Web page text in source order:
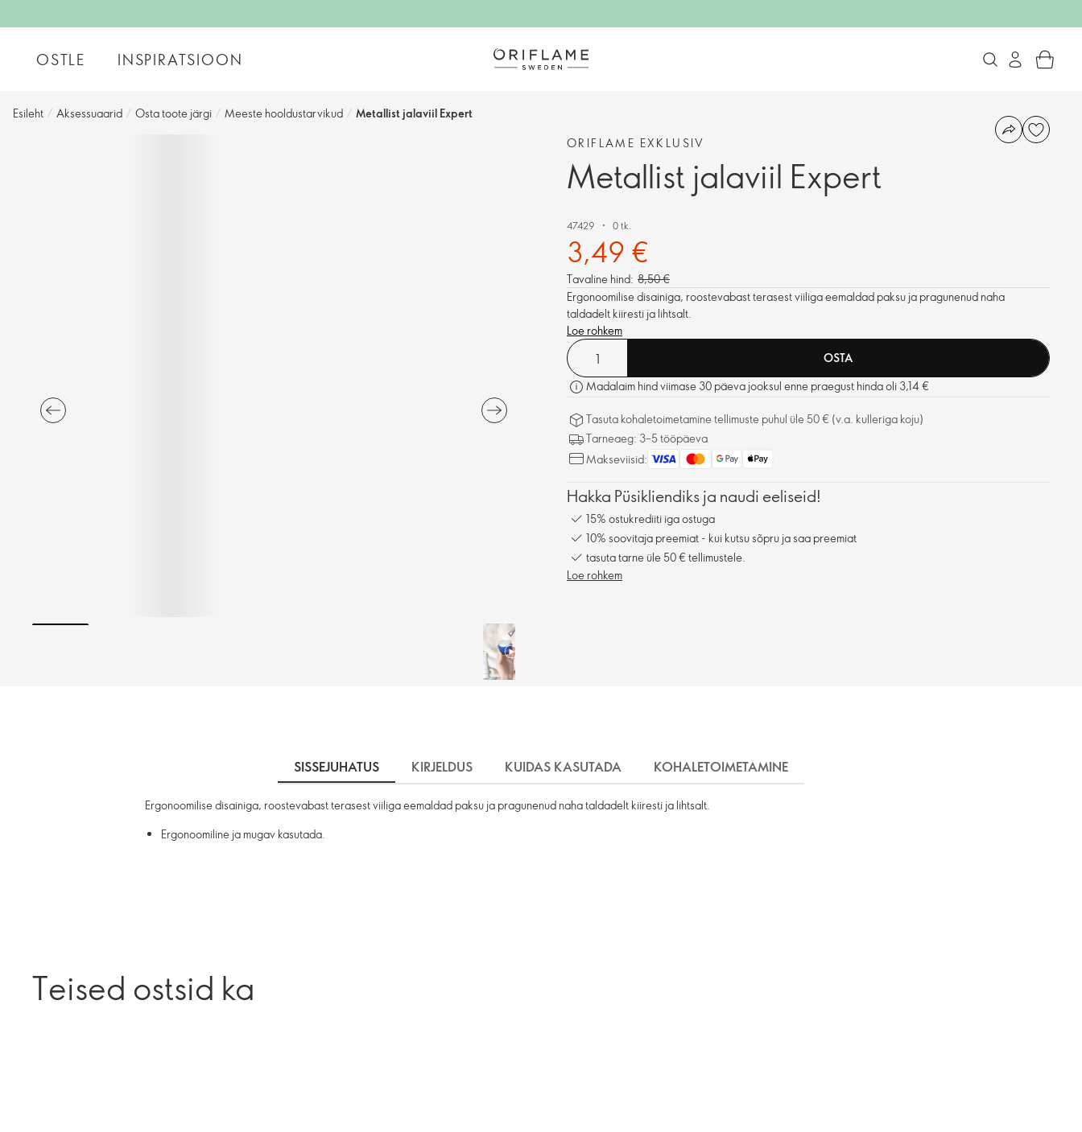
OSTLE INSPIRATSIOON
Esileht / Aksessuaarid / Osta toote järgi / Meeste hooldustarvikud / Metallist jalaviil Expert
ORIFLAME EXKLUSIV
Metallist jalaviil Expert
47429 0 tk.
3,49 €
Tavaline hind: 8,50 €
Ergonoomilise disainiga, roostevabast terasest viiliga eemaldad paksu ja pragunenud naha
taldadelt kiiresti ja lihtsalt.
Loe rohkem
OSTA
Madalaim hind viimase 30 päeva jooksul enne praegust hinda oli 3,14 €
Tasuta kohaletoimetamine tellimuste puhul üle 50 € (v.a. kulleriga koju)
Tarneaeg: 3–5 tööpäeva
Makseviisid:
Hakka Püsikliendiks ja naudi eeliseid!
15% ostukrediiti iga ostuga
10% soovitaja preemiat - kui kutsu sõpru ja saa preemiat
tasuta tarne üle 50 € tellimustele.
Loe rohkem
SISSEJUHATUS KIRJELDUS KUIDAS KASUTADA KOHALETOIMETAMINE
Ergonoomilise disainiga, roostevabast terasest viiliga eemaldad paksu ja pragunenud naha taldadelt kiiresti ja lihtsalt.
Ergonoomiline ja mugav kasutada.
Teised ostsid ka